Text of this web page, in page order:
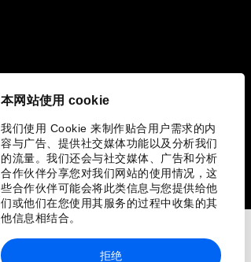
本网站使用 cookie
我们使用 Cookie 来制作贴合用户需求的内
容与广告、提供社交媒体功能以及分析我们
的流量。我们还会与社交媒体、广告和分析
合作伙伴分享您对我们网站的使用情况，这
些合作伙伴可能会将此类信息与您提供给他
们或他们在您使用其服务的过程中收集的其
他信息相结合。
拒绝